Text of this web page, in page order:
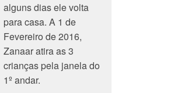
alguns dias ele volta
para casa. A 1 de
Fevereiro de 2016,
Zanaar atira as 3
crianças pela janela do
1º andar.